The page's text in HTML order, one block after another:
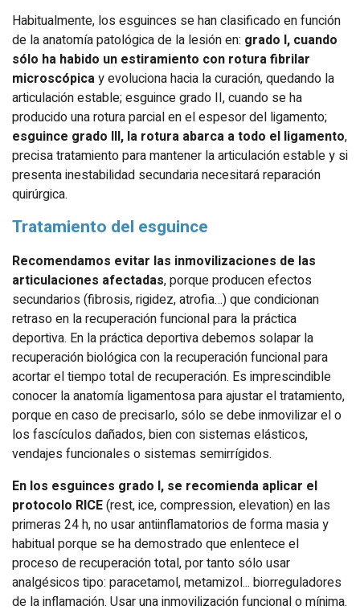
Habitualmente, los esguinces se han clasificado en función
de la anatomía patológica de la lesión en: grado I, cuando
sólo ha habido un estiramiento con rotura fibrilar
microscópicay evoluciona hacia la curación, quedando la
articulación estable; es­guince grado II, cuando se ha
producido una rotura parcial en el espesor del ligamento;
esguince grado III, la rotura abarca a todo el ligamento,
precisa tratamiento para mantener la articulación estable y si
presenta inestabilidad secundaria necesitará reparación
quirúrgica.
Tratamiento del esguince
Recomendamos evitar las inmovilizaciones de las
articulaciones afectadas, porque producen efectos
secundarios (fibrosis, rigidez, atrofia…) que condicionan
retraso en la recupera­ción funcional para la práctica
deportiva. En la práctica deportiva debemos solapar la
recuperación biológica con la recuperación funcional para
acortar el tiempo total de recuperación. Es imprescindible
conocer la anatomía ligamentosa para ajus­tar el tratamiento,
porque en caso de precisarlo, sólo se debe inmovilizar el o
los fascículos dañados, bien con sistemas elásticos,
vendajes funcionales o sistemas semirrígidos.
En los esguinces grado I, se recomienda aplicar el
protocolo RICE(rest, ice, compression, elevation) en las
primeras 24 h, no usar antiinflamatorios de forma masia y
habitual porque se ha demostrado que enlentece el
proceso de recuperación total, por tanto sólo usar
analgésicos tipo: paracetamol, metamizol... biorreguladores
de la inflamación. Usar una inmovilización funcional o mínima.